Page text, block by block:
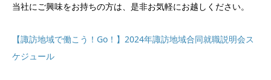
当社にご興味をお持ちの方は、是非お気軽にお越しください。
【諏訪地域で働こう！Go！】2024年諏訪地域合同就職説明会ス
ケジュール